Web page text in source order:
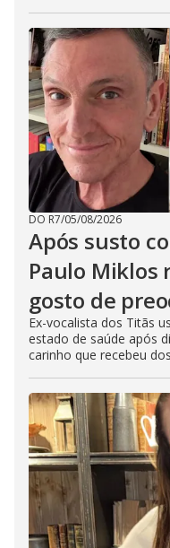
DO R7/05/08/2026
Após susto
Paulo Miklos
gosto de
Ex-vocalista dos Titãs
estado de saúde após
carinho que recebeu